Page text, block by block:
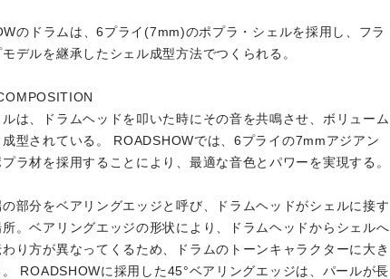
のドラムは、6プライ(7mm)のポプラ・シェルを採用し、フラ
デルを継承したシェル成型方法でつくられる。
ルは、ドラムヘッドを叩いた時にその音を共鳴させ、ボリューム
成型されている。 ROADSHOWでは、6プライの7mmアジアン
ラ材を採用することにより、最適な音色とパワーを実現する。
の部分をベアリングエッジと呼び、ドラムヘッドがシェルに接す
所。ベアリングエッジの形状により、ドラムヘッドからシェルへ
り方が異なってくるため、ドラムのトーンキャラクターに大き
。 ROADSHOWに採用した45°ベアリングエッジは、パールが長